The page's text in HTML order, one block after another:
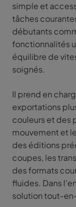
simple et
tâches
débutants
fonctionnalités
équilibre de
soignés.
Il prend en
exportations
couleurs et des
mouvement et
des éditions
coupes, les
des formats
fluides. Dans
solution tout-